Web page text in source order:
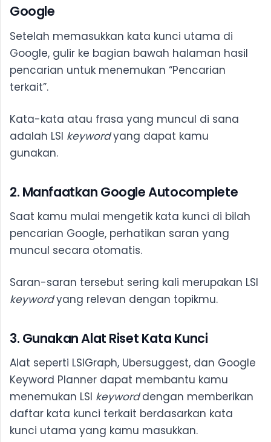
Google
Setelah memasukkan kata kunci utama di
Google, gulir ke bagian bawah halaman hasil
pencarian untuk menemukan “Pencarian
terkait”.
Kata-kata atau frasa yang muncul di sana
adalah LSI keywordyang dapat kamu
gunakan.
2. Manfaatkan Google Autocomplete
Saat kamu mulai mengetik kata kunci di bilah
pencarian Google, perhatikan saran yang
muncul secara otomatis.
Saran-saran tersebut sering kali merupakan LSI
keywordyang relevan dengan topikmu.
3. Gunakan Alat Riset Kata Kunci
Alat seperti LSIGraph, Ubersuggest, dan Google
Keyword Planner dapat membantu kamu
menemukan LSI keyworddengan memberikan
daftar kata kunci terkait berdasarkan kata
kunci utama yang kamu masukkan.